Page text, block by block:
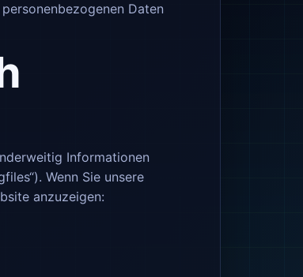
Daten
Informationen
Wenn Sie unsere
anzuzeigen: